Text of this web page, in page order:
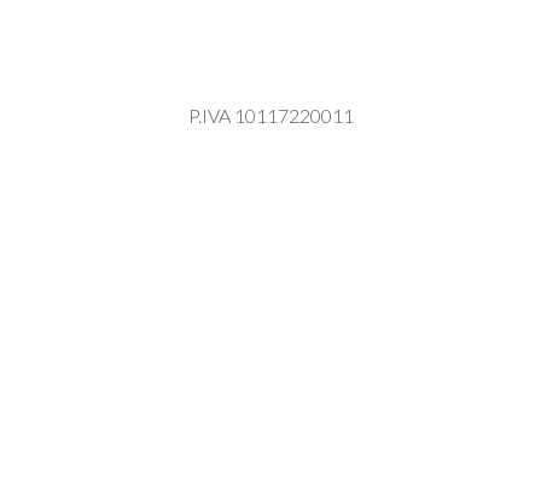
P.IVA 10117220011